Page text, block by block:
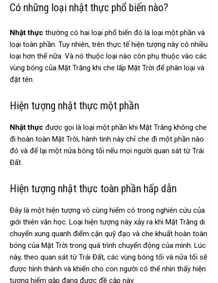
Có những loại nhật thực phổ biến nào?
Nhật thực thường có hai loại phổ biến đó là loại một phần và
loại toàn phần. Tuy nhiên, trên thực tế hiện tượng này có nhiều
loại hơn thế nữa. Và nó thuộc loại nào còn phụ thuộc vào các
vùng bóng của Mặt Trăng khi che lấp Mặt Trời để phân loại và
đặt tên.
Hiện tượng nhật thực một phần
Nhật thực được gọi là loại một phần khi Mặt Trăng không che
đi hoàn toàn Mặt Trời, hành tinh này chỉ che đi một phần nào
đó và để lại một nửa bóng tối nếu mọi người quan sát từ Trái
Đất.
Hiện tượng nhật thực toàn phần hấp dẫn
Đây là một hiện tượng vô cùng hiếm có trong nghiên cứu của
giới thiên văn học. Loại hiện tượng này xảy ra khi Mặt Trăng di
chuyển xung quanh điểm cận quỹ đạo và che khuất hoàn toàn
bóng của Mặt Trời trong quá trình chuyển động của mình. Lúc
này, theo quan sát từ Trái Đất, các vùng bóng tối và nửa tối sẽ
được hình thành và khiến cho con người có thể nhìn thấy hiện
tượng hiếm gặp đang được đề cập này.